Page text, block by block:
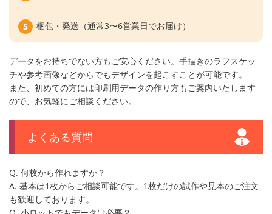
梱包・発送（通常3〜6営業日でお届け）
データをお持ちでない方もご安心ください。手描きのラフスケッ
チや参考画像などからでもデザインを起こすことが可能です。
また、初めての方には印刷用データの作り方もご案内いたします
ので、お気軽にご相談ください。
よくある質問
Q. 何枚から作れますか？
A. 基本は1枚からご相談可能です。1枚だけの試作や見本のご注文
も歓迎しております。